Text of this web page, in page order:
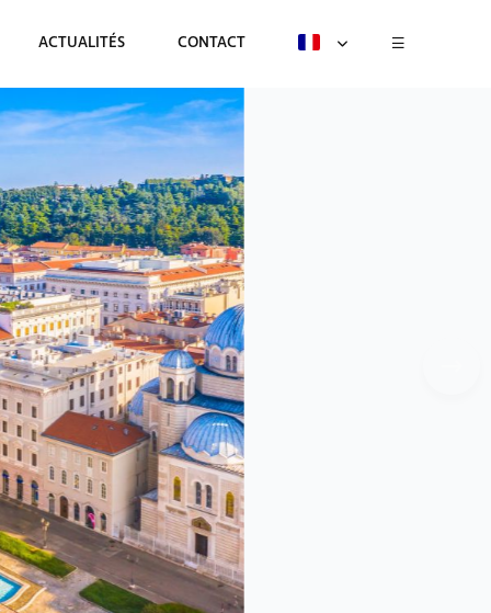
ACTUALITÉS CONTACT